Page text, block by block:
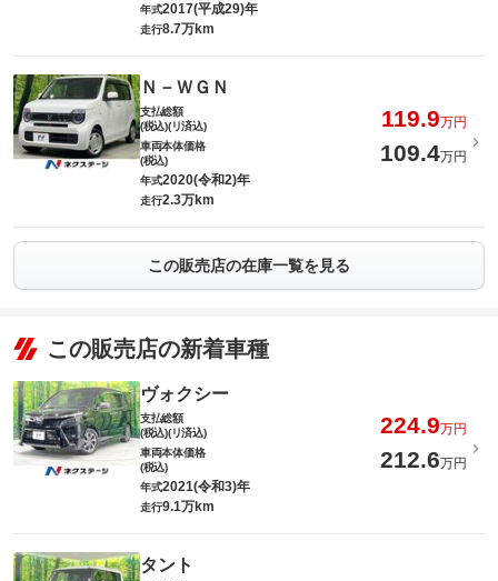
年式2017(平成29)年
走行8.7万km
Ｎ－ＷＧＮ
支払総額
(税込)(リ済込)
119.9万円
車両本体価格
(税込)
109.4万円
年式2020(令和2)年
走行2.3万km
この販売店の在庫一覧を見る
この販売店の新着車種
ヴォクシー
支払総額
(税込)(リ済込)
224.9万円
車両本体価格
(税込)
212.6万円
年式2021(令和3)年
走行9.1万km
タント